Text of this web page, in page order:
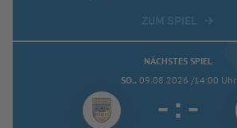
NÄCHSTES SPIEL
SO.. 09.08.2026 /14:00 Uhr
- : -